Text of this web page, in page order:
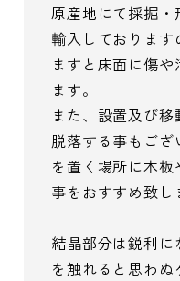
原産地にて採掘
輸入しておりま
ますと床面に傷
ます。
また、設置及び
脱落する事もご
を置く場所に木板
事をおすすめ致し
結晶部分は鋭利
を触れると思わ